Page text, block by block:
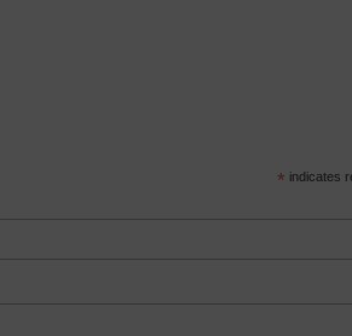
* indicates